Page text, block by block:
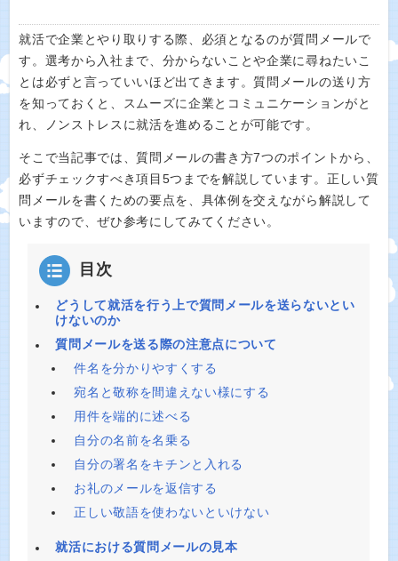
就活で企業とやり取りする際、必須となるのが質問メールで
す。選考から入社まで、分からないことや企業に尋ねたいこ
とは必ずと言っていいほど出てきます。質問メールの送り方
を知っておくと、スムーズに企業とコミュニケーションがと
れ、ノンストレスに就活を進めることが可能です。
そこで当記事では、質問メールの書き方7つのポイントから、
必ずチェックすべき項目5つまでを解説しています。正しい質
問メールを書くための要点を、具体例を交えながら解説して
いますので、ぜひ参考にしてみてください。
目次
どうして就活を行う上で質問メールを送らないとい
けないのか
質問メールを送る際の注意点について
件名を分かりやすくする
宛名と敬称を間違えない様にする
用件を端的に述べる
自分の名前を名乗る
自分の署名をキチンと入れる
お礼のメールを返信する
正しい敬語を使わないといけない
就活における質問メールの見本